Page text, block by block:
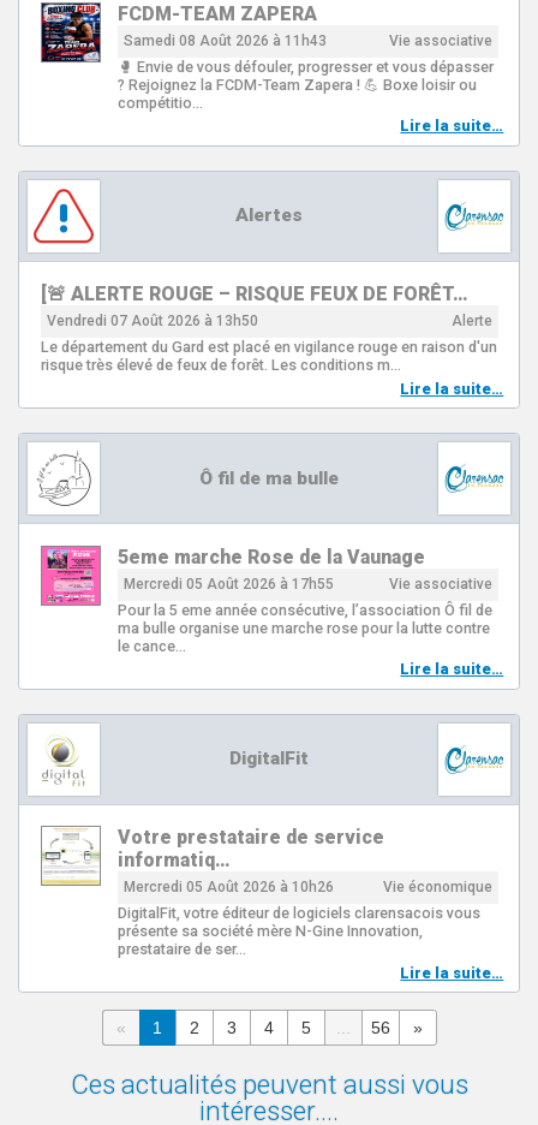
FCDM-TEAM ZAPERA
Samedi 08 Août 2026 à 11h43 Vie associative
🥊 Envie de vous défouler, progresser et vous dépasser
? Rejoignez la FCDM-Team Zapera ! 💪 Boxe loisir ou
compétitio…
Lire la suite…
Alertes
[🚨 ALERTE ROUGE – RISQUE FEUX DE FORÊT…
Vendredi 07 Août 2026 à 13h50 Alerte
Le département du Gard est placé en vigilance rouge en raison d'un
risque très élevé de feux de forêt. Les conditions m…
Lire la suite…
Ô fil de ma bulle
5eme marche Rose de la Vaunage
Mercredi 05 Août 2026 à 17h55 Vie associative
Pour la 5 eme année consécutive, l’association Ô fil de
ma bulle organise une marche rose pour la lutte contre
le cance…
Lire la suite…
DigitalFit
Votre prestataire de service
informatiq…
Mercredi 05 Août 2026 à 10h26 Vie économique
DigitalFit, votre éditeur de logiciels clarensacois vous
présente sa société mère N-Gine Innovation,
prestataire de ser…
Lire la suite…
« 1 2 3 4 5 ... 56 »
Ces actualités peuvent aussi vous
intéresser....